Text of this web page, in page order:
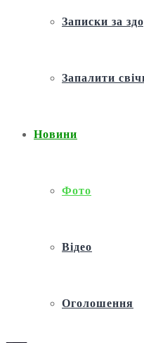
Записки за
Запалити
Новини
Фото
Відео
Оголошення